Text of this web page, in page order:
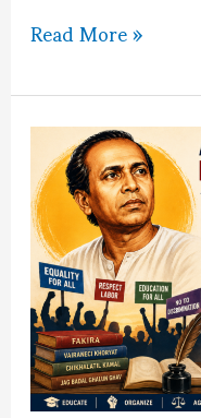
विपश्यना
काय?
संपूर्ण
माहिती
Read More »